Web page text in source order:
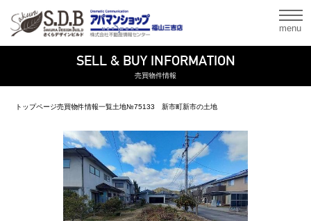
menu
SELL & BUY INFORMATION
売買物件情報
トップページ売買物件情報一覧土地№75133 新市町新市の土地